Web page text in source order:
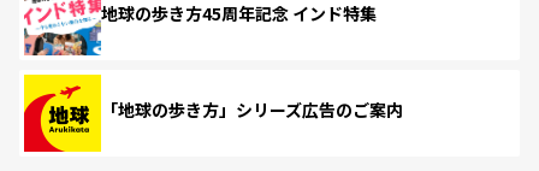
地球の歩き方45周年記念 インド特集
「地球の歩き方」シリーズ広告のご案内